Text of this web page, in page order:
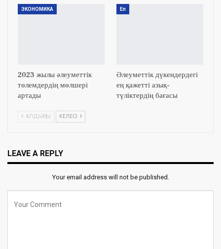
ЭКОНОМИКА
2023 жылы әлеуметтік
төлемдердің мөлшері
артады
Ел
Әлеуметтік дүкендердегі
ең қажетті азық-
түліктердің бағасы
АЛДЫҢҒЫ КЕЛЕСІ
LEAVE A REPLY
Your email address will not be published.